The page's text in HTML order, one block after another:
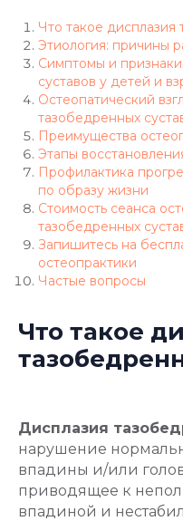
Что такое дисплазия
Этиология: причины
Симптомы и
суставов у детей и
Остеопатический
тазобедренных
Преимущества
Этапы
Профилактика
по образу жизни
Стоимость сеанса
тазобедренных
Запишитесь на
остеопрактики
Частые вопросы
Что такое
Дисплазия
нарушение
впадины и/или
приводящее к
впадиной и